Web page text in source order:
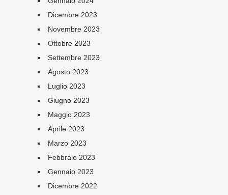
Dicembre 2023
Novembre 2023
Ottobre 2023
Settembre 2023
Agosto 2023
Luglio 2023
Giugno 2023
Maggio 2023
Aprile 2023
Marzo 2023
Febbraio 2023
Gennaio 2023
Dicembre 2022